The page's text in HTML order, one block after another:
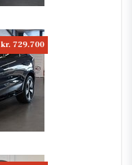
kr. 729.700